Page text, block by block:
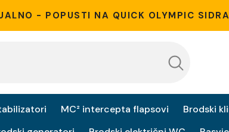
- POPUSTI NA QUICK OLYMPIC
MC² intercepta flapsovi
Brodski